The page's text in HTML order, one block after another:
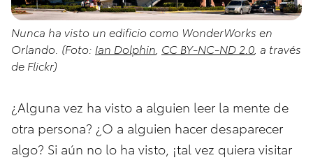
Nunca ha visto un edificio como WonderWorks en
Orlando. (Foto: Ian Dolphin CC BY-NC-ND 2.0 , a través
de Flickr)
¿Alguna vez ha visto a alguien leer la mente de
otra persona? ¿O a alguien hacer desaparecer
algo? Si aún no lo ha visto, ¡tal vez quiera visitar